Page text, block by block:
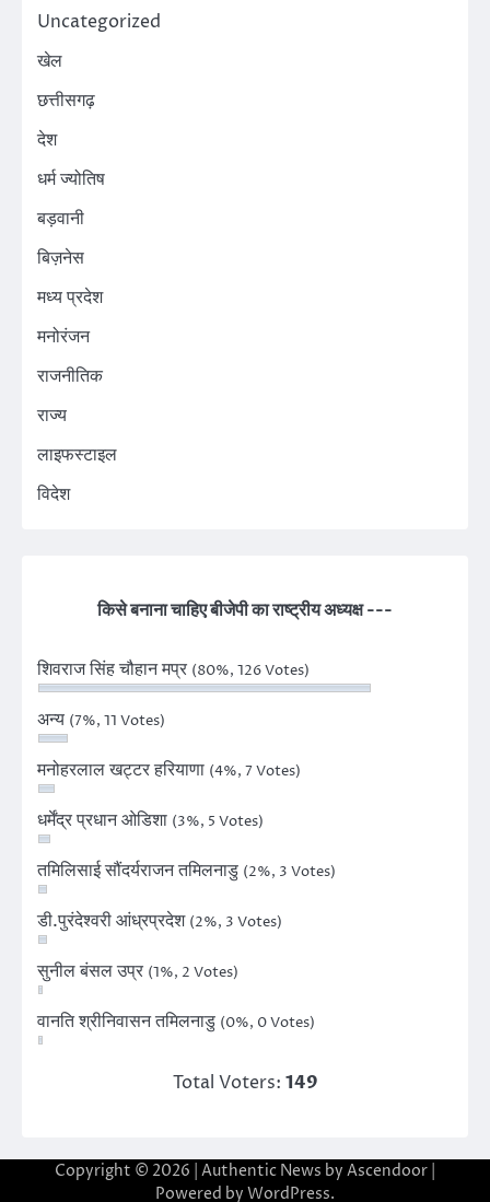
Uncategorized
खेल
छत्तीसगढ़
देश
धर्म ज्योतिष
बड़वानी
बिज़नेस
मध्य प्रदेश
मनोरंजन
राजनीतिक
राज्य
लाइफस्टाइल
विदेश
किसे बनाना चाहिए बीजेपी का राष्ट्रीय अध्यक्ष ---
शिवराज सिंह चौहान मप्र (80%, 126 Votes)
अन्य (7%, 11 Votes)
मनोहरलाल खट्टर हरियाणा (4%, 7 Votes)
धर्मेंद्र प्रधान ओडिशा (3%, 5 Votes)
तमिलिसाई सौंदर्यराजन तमिलनाडु (2%, 3 Votes)
डी.पुरंदेश्वरी आंध्रप्रदेश (2%, 3 Votes)
सुनील बंसल उप्र (1%, 2 Votes)
वानति श्रीनिवासन तमिलनाडु (0%, 0 Votes)
Total Voters: 149
Copyright © 2026 | Authentic News by Ascendoor
Powered by WordPress.